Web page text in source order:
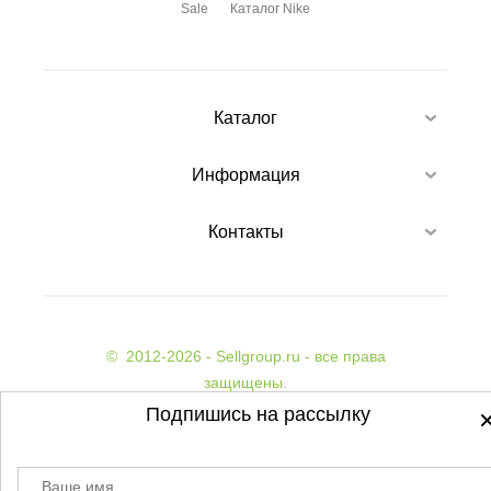
Sale Каталог Nike
Каталог
Информация
Контакты
© 2012-2026 - Sellgroup.ru - все права
защищены.
Данный сайт не является интернет магазином и
Подпишись на рассылку
Ваше имя